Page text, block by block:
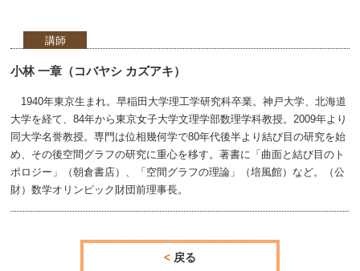
講師
小林 一章（コバヤシ カズアキ）
1940年東京生まれ。早稲田大学理工学研究科卒業。神戸大学、北海道
大学を経て、84年から東京女子大学文理学部数理学科教授。2009年より
同大学名誉教授。専門は位相幾何学で80年代後半より結び目の研究を始
め、その後空間グラフの研究に重心を移す。著書に「曲面と結び目のト
ポロジー」（朝倉書店）、「空間グラフの理論」（培風館）など。（公
財）数学オリンピック財団前理事長。
戻る